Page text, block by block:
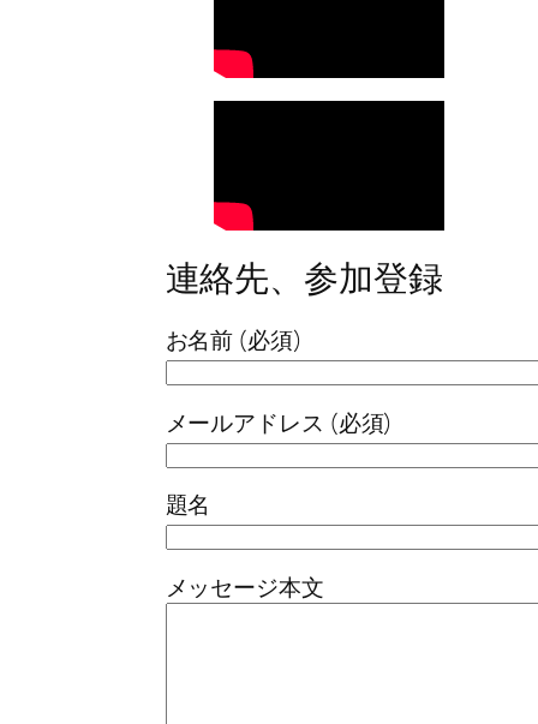
連絡先、参加登録
お名前 (必須)
メールアドレス (必須)
題名
メッセージ本文